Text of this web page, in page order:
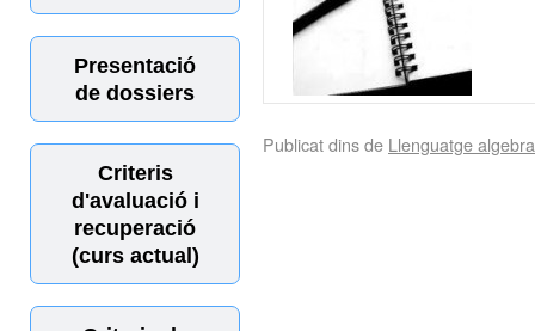
Presentació
de dossiers
Criteris
d'avaluació i
recuperació
(curs actual)
Publicat dins de Llenguatge